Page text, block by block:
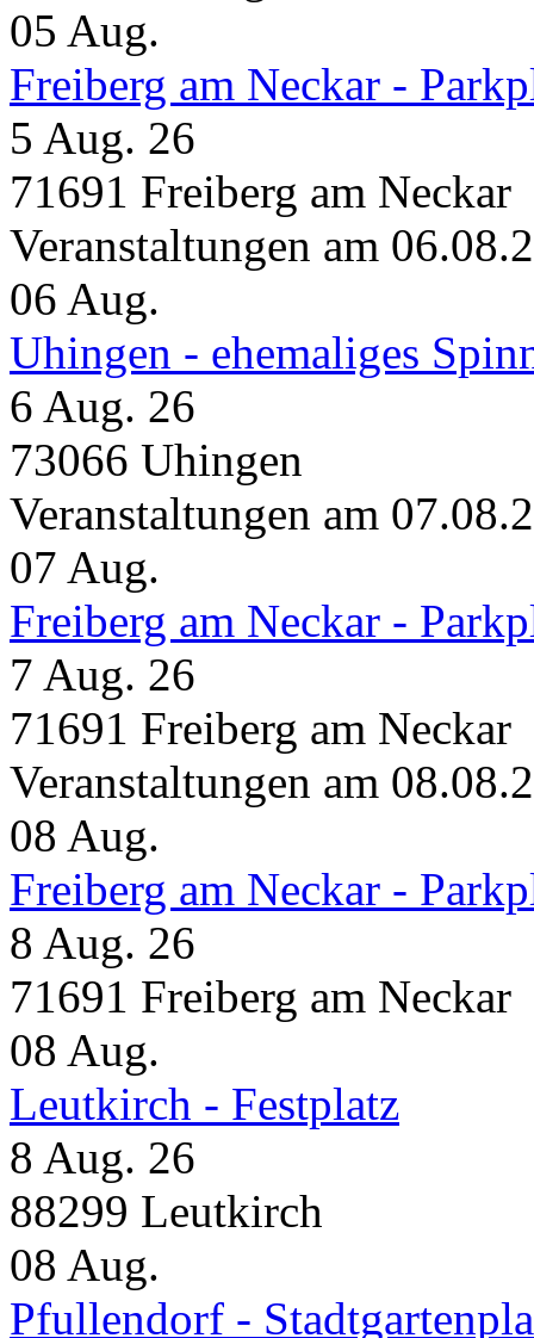
05 Aug.
Freiberg am Neckar -
5 Aug. 26
71691 Freiberg am Neckar
Veranstaltungen am
06 Aug.
Uhingen - ehemaliges
6 Aug. 26
73066 Uhingen
Veranstaltungen am
07 Aug.
Freiberg am Neckar -
7 Aug. 26
71691 Freiberg am Neckar
Veranstaltungen am
08 Aug.
Freiberg am Neckar -
8 Aug. 26
71691 Freiberg am Neckar
08 Aug.
Leutkirch - Festplatz
8 Aug. 26
88299 Leutkirch
08 Aug.
Pfullendorf -